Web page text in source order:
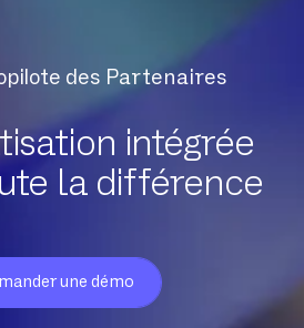
protocolaires
des Partenaires
intégrée
la différence
une démo